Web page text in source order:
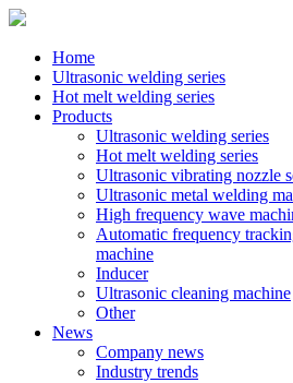
Home
Ultrasonic welding series
Hot melt welding series
Products
Ultrasonic welding series
Hot melt welding series
Ultrasonic vibrating nozzle
Ultrasonic metal welding
High frequency wave
Automatic frequency
machine
Inducer
Ultrasonic cleaning machine
Other
News
Company news
Industry trends